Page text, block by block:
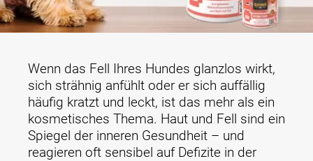
Wenn das Fell Ihres Hundes glanzlos wirkt,
sich strähnig anfühlt oder er sich auffällig
häufig kratzt und leckt, ist das mehr als ein
kosmetisches Thema. Haut und Fell sind ein
Spiegel der inneren Gesundheit – und
reagieren oft sensibel auf Defizite in der